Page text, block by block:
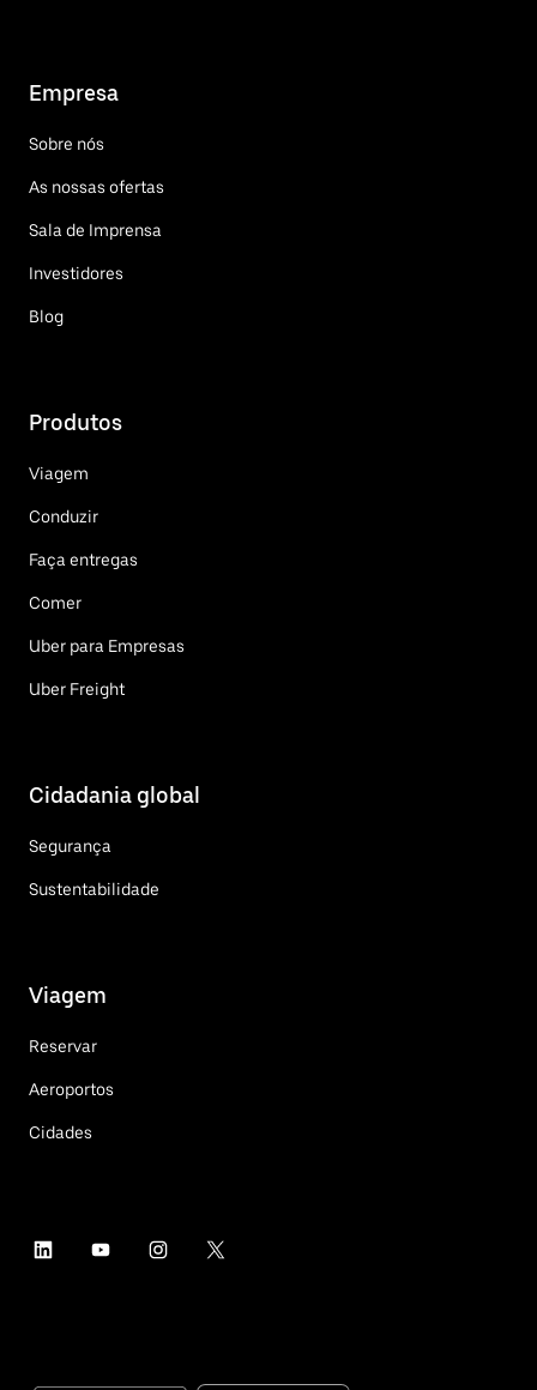
Empresa
Sobre nós
As nossas ofertas
Sala de Imprensa
Investidores
Blog
Produtos
Viagem
Conduzir
Faça entregas
Comer
Uber para Empresas
Uber Freight
Cidadania global
Segurança
Sustentabilidade
Viagem
Reservar
Aeroportos
Cidades